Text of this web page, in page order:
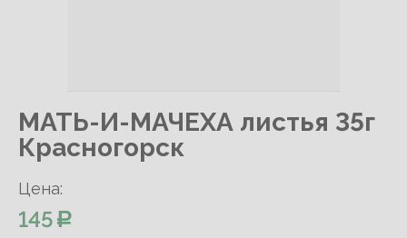
МАТЬ-И-МАЧЕХА листья 35г
Красногорск
Цена:
145